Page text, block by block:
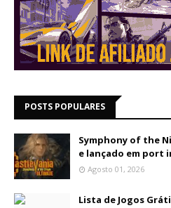
POSTS POPULARES
Symphony of the
e lançado em port
Agosto 01, 2026
Lista de Jogos